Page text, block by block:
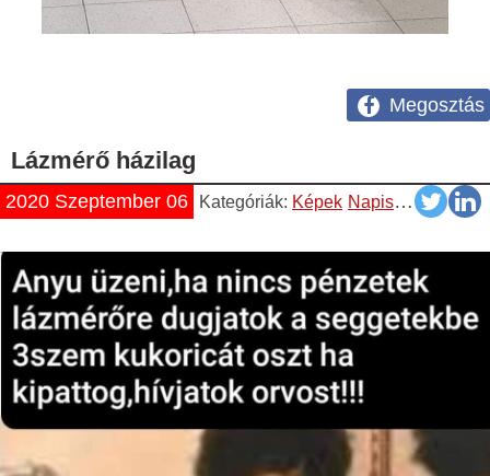
Megosztás
Lázmérő házilag
2020 Szeptember 06 Kategóriák: Képek Napiszar Vicces